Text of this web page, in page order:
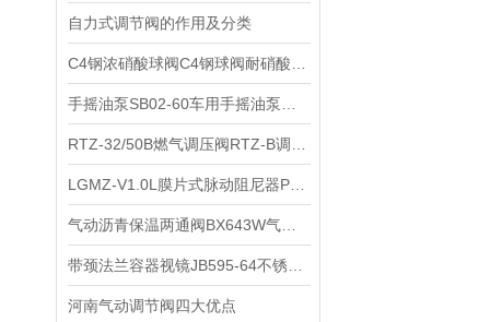
自力式调节阀的作用及分类
河南气动调节阀四大优点